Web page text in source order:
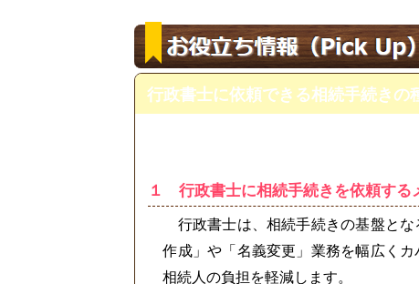
行政書士に依頼できる相続手続きの
１ 行政書士に相続手続きを依頼する
行政書士は、相続手続きの基盤とな
作成」や「名義変更」業務を幅広くカ
相続人の負担を軽減します。